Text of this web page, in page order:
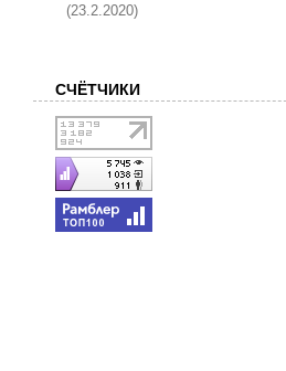
(23.2.2020)
СЧЁТЧИКИ